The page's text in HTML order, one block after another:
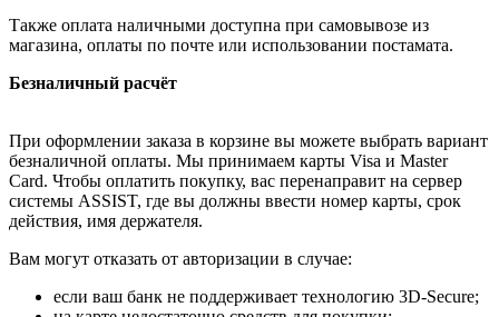
Также оплата наличными доступна при самовывозе из
магазина, оплаты по почте или использовании постамата.
Безналичный расчёт
При оформлении заказа в корзине вы можете выбрать вариант
безналичной оплаты. Мы принимаем карты Visa и Master
Card. Чтобы оплатить покупку, вас перенаправит на сервер
системы ASSIST, где вы должны ввести номер карты, срок
действия, имя держателя.
Вам могут отказать от авторизации в случае:
если ваш банк не поддерживает технологию 3D-Secure;